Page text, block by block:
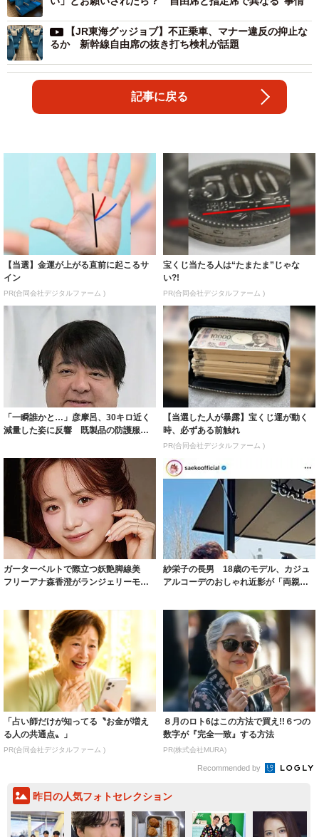
【JR東海グッジョブ】不正乗車、マナー違反の抑止な
るか 新幹線自由席の抜き打ち検札が話題
記事に戻る
【当選】金運が上がる直前に起こるサ
イン
PR(合同会社デジタルファーム )
宝くじ当たる人は“たまたま”じゃな
い?!
PR(合同会社デジタルファーム )
「一瞬誰かと…」彦摩呂、30キロ近く
減量した姿に反響 既製品の防護服が
【当選した人が暴露】宝くじ運が動く
時、必ずある前触れ
PR(合同会社デジタルファーム )
ガーターベルトで際立つ妖艶脚線美
フリーアナ森香澄がランジェリーモデ
紗栄子の長男 18歳のモデル、カジュ
アルコーデのおしゃれ近影が「両親の
「占い師だけが知ってる〝お金が増え
る人の共通点〟」
PR(合同会社デジタルファーム )
８月のロト6はこの方法で買え!!６つの
数字が『完全一致』する方法
PR(株式会社MURA)
Recommended by
昨日の人気フォトセレクション